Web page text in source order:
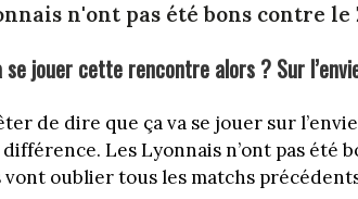
n'ont pas été bons contre le
se jouer cette rencontre alors ? Sur
de dire que ça va se jouer sur
Les Lyonnais n’ont pas été
vont oublier tous les matchs